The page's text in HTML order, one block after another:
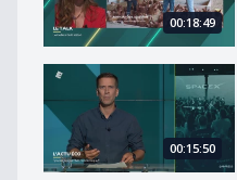
00:18:49
SpaceX : les marchés
00:15:50